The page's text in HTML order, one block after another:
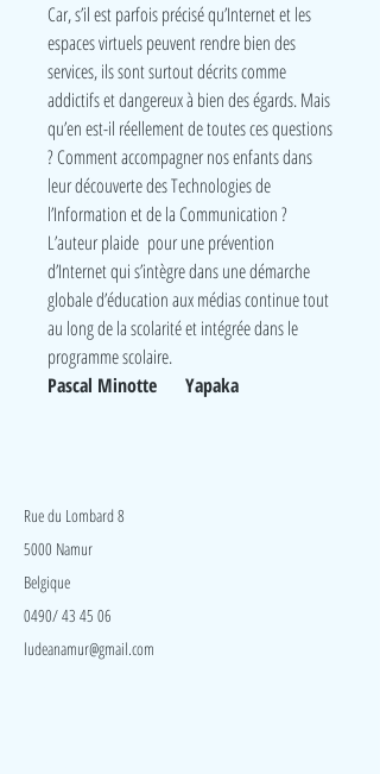
Car, s’il est parfois précisé qu’Internet et les
espaces virtuels peuvent rendre bien des
services, ils sont surtout décrits comme
addictifs et dangereux à bien des égards. Mais
qu’en est-il réellement de toutes ces questions
? Comment accompagner nos enfants dans
leur découverte des Technologies de
l’Information et de la Communication ?
L’auteur plaide pour une prévention
d’Internet qui s’intègre dans une démarche
globale d’éducation aux médias continue tout
au long de la scolarité et intégrée dans le
programme scolaire.
Pascal Minotte Yapaka
Rue du Lombard 8
5000 Namur
Belgique
0490/ 43 45 06
ludeanamur@gmail.com